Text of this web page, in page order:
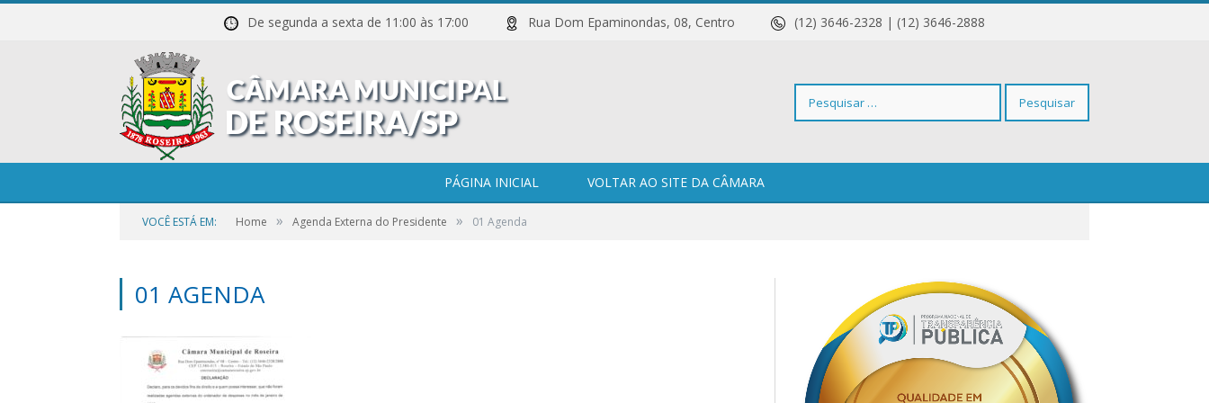
De segunda a sexta de 11:00 às 17:00 Rua Dom Epaminondas, 08, Centro (12) 3646-2328 | (12) 3646-2888
Pesquisar
PÁGINA INICIAL VOLTAR AO SITE DA CÂMARA
VOCÊ ESTÁ EM: Home » Agenda Externa do Presidente » 01 Agenda
01 AGENDA